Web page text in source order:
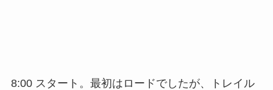
8:00 スタート。最初はロードでしたが、トレイル